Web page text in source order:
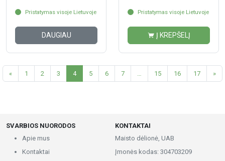
Pristatymas visoje Lietuvoje
DAUGIAU
Pristatymas visoje Lietuvoje
Į KREPŠELĮ
« 1 2 3 4 5 6 7 … 15 16 17 »
SVARBIOS NUORODOS
Apie mus
Kontaktai
KONTAKTAI
Maisto dėlionė, UAB
Įmonės kodas: 304703209